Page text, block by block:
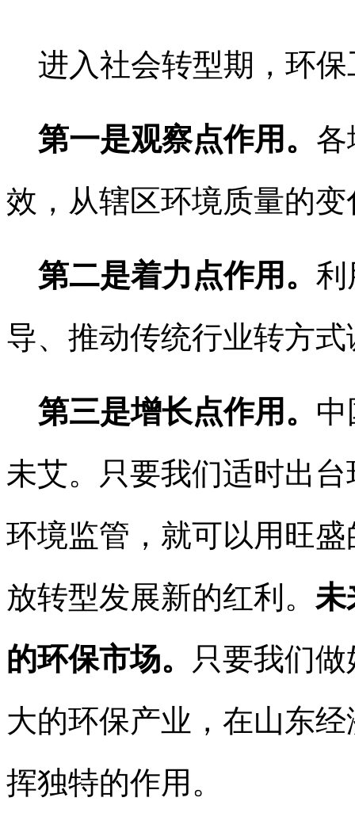
进入社会转型期，环保
第一是观察点作用。 各
效，从辖区环境质量的
第二是着力点作用。 利
导、推动传统行业转方
第三是增长点作用。
未艾。只要我们适时出
环境监管，就可以用旺
放转型发展新的红利。 未
的环保市场。
只要我们
大的环保产业，在山东
挥独特的作用。